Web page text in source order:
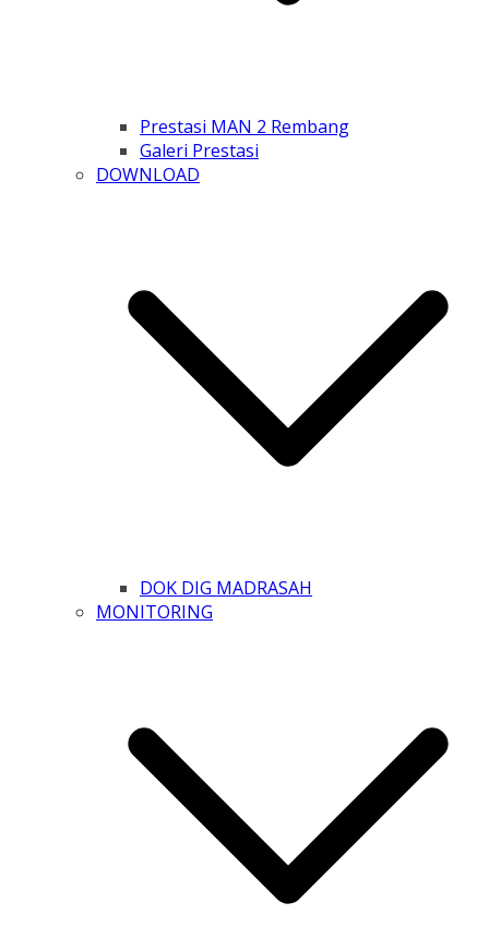
Prestasi MAN 2 Rembang
Galeri Prestasi
DOWNLOAD
DOK DIG MADRASAH
MONITORING